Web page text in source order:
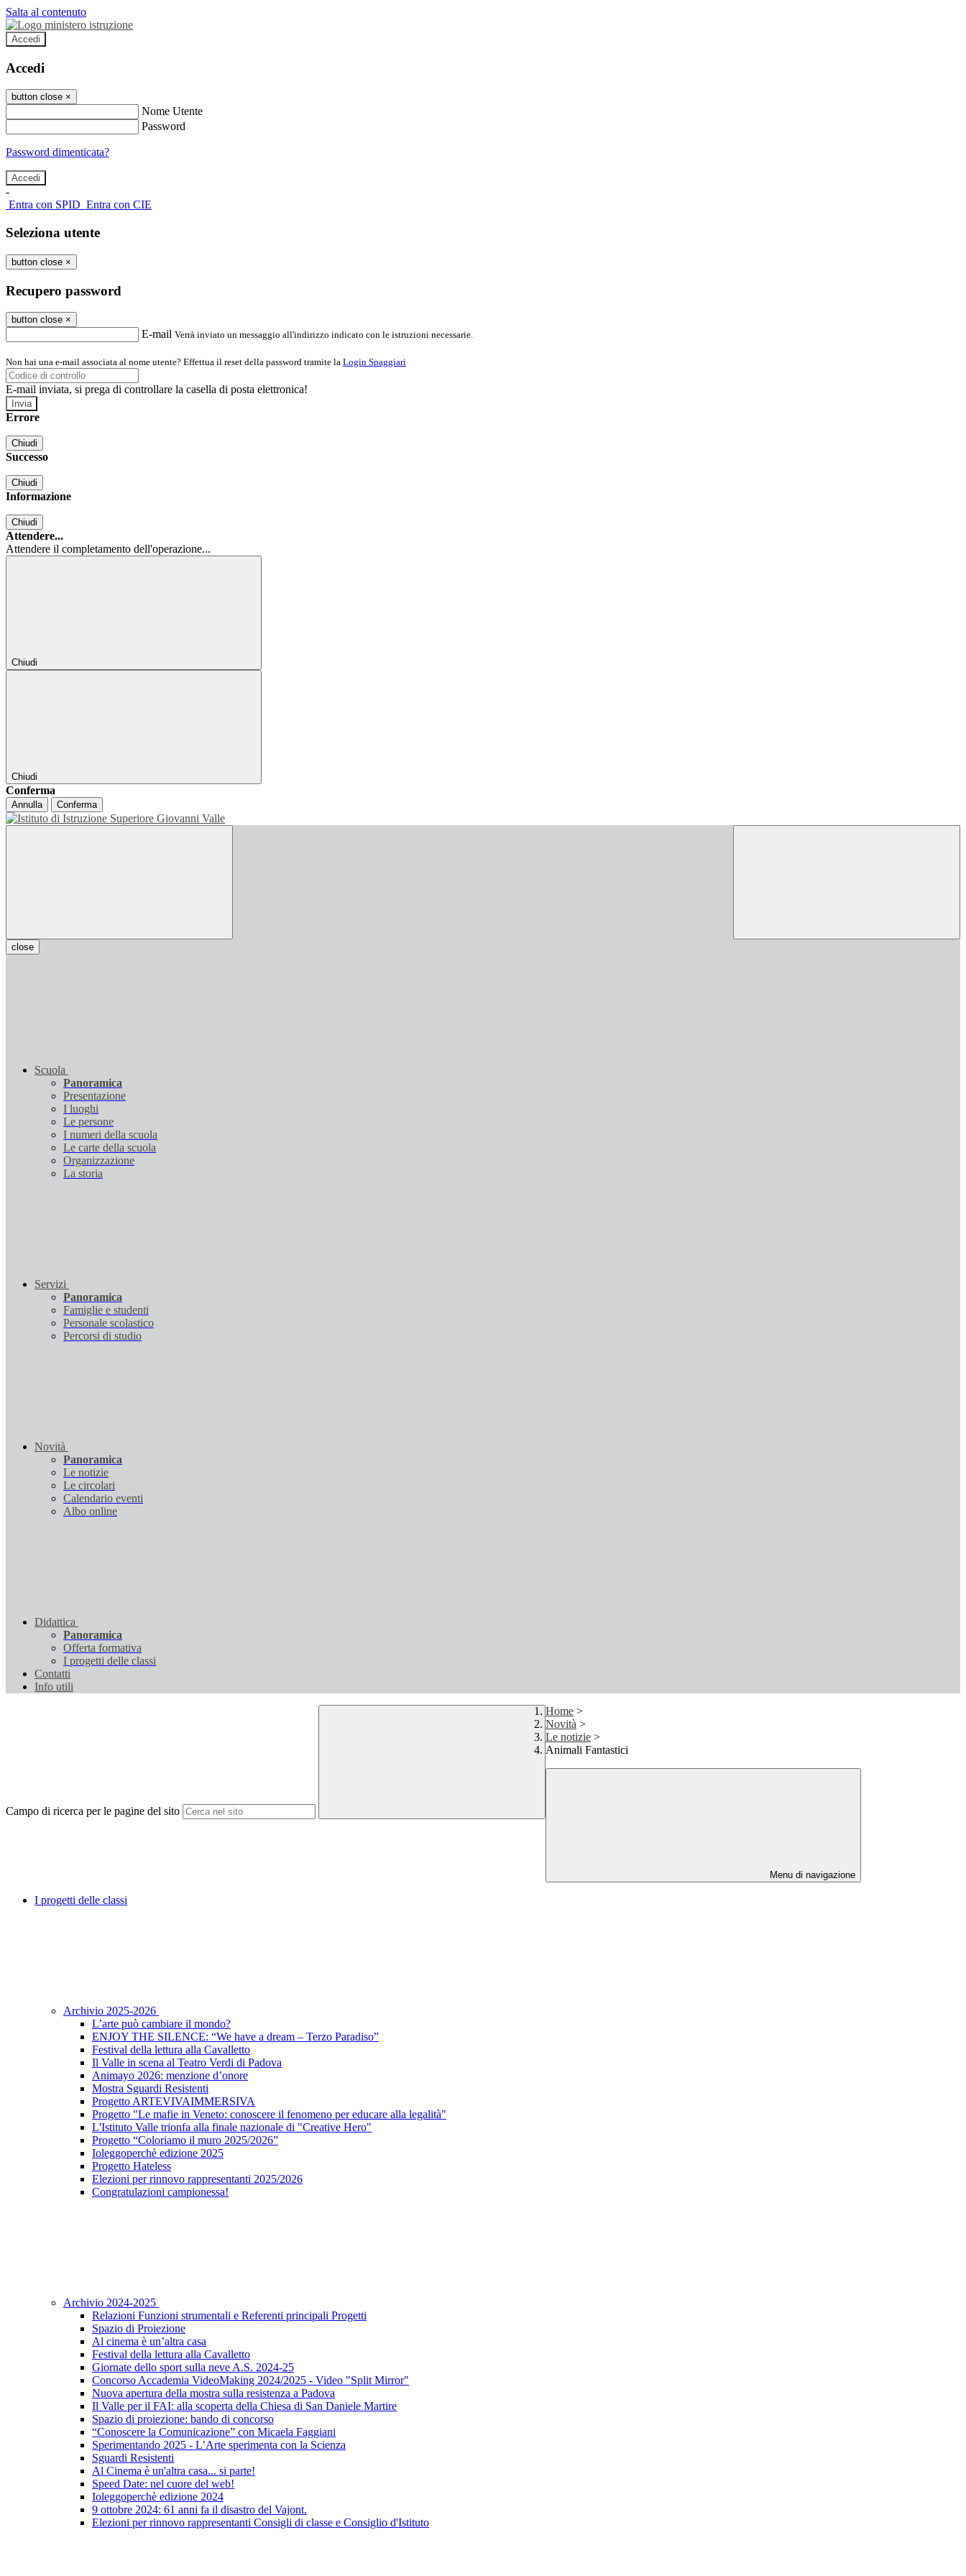
Salta al contenuto
Accedi
Accedi
button close ×
Nome Utente
Password
Password dimenticata?
-
Entra con SPID Entra con CIE
Seleziona utente
button close ×
Recupero password
button close ×
E-mail Verrà inviato un messaggio all'indirizzo indicato con le istruzioni necessarie.
Non hai una e-mail associata al nome utente? Effettua il reset della password tramite la Login Spaggiari
E-mail inviata, si prega di controllare la casella di posta elettronica!
Errore
Chiudi
Successo
Chiudi
Informazione
Chiudi
Attendere...
Attendere il completamento dell'operazione...
Chiudi
Chiudi
Conferma
Annulla Conferma
close
Scuola
Panoramica
Presentazione
I luoghi
Le persone
I numeri della scuola
Le carte della scuola
Organizzazione
La storia
Servizi
Panoramica
Famiglie e studenti
Personale scolastico
Percorsi di studio
Novità
Panoramica
Le notizie
Le circolari
Calendario eventi
Albo online
Didattica
Panoramica
Offerta formativa
I progetti delle classi
Contatti
Info utili
Campo di ricerca per le pagine del sito
Home >
Novità >
Le notizie >
Animali Fantastici
Menu di navigazione
I progetti delle classi
Archivio 2025-2026
L’arte può cambiare il mondo?
ENJOY THE SILENCE: “We have a dream – Terzo Paradiso”
Festival della lettura alla Cavalletto
Il Valle in scena al Teatro Verdi di Padova
Animayo 2026: menzione d’onore
Mostra Sguardi Resistenti
Progetto ARTEVIVAIMMERSIVA
Progetto "Le mafie in Veneto: conoscere il fenomeno per educare alla legalità"
L'Istituto Valle trionfa alla finale nazionale di "Creative Hero"
Progetto “Coloriamo il muro 2025/2026”
Ioleggoperchè edizione 2025
Progetto Hateless
Elezioni per rinnovo rappresentanti 2025/2026
Congratulazioni campionessa!
Archivio 2024-2025
Relazioni Funzioni strumentali e Referenti principali Progetti
Spazio di Proiezione
Al cinema è un’altra casa
Festival della lettura alla Cavalletto
Giornate dello sport sulla neve A.S. 2024-25
Concorso Accademia VideoMaking 2024/2025 - Video "Split Mirror"
Nuova apertura della mostra sulla resistenza a Padova
Il Valle per il FAI: alla scoperta della Chiesa di San Daniele Martire
Spazio di proiezione: bando di concorso
“Conoscere la Comunicazione” con Micaela Faggiani
Sperimentando 2025 - L’Arte sperimenta con la Scienza
Sguardi Resistenti
Al Cinema è un'altra casa... si parte!
Speed Date: nel cuore del web!
Ioleggoperchè edizione 2024
9 ottobre 2024: 61 anni fa il disastro del Vajont.
Elezioni per rinnovo rappresentanti Consigli di classe e Consiglio d'Istituto